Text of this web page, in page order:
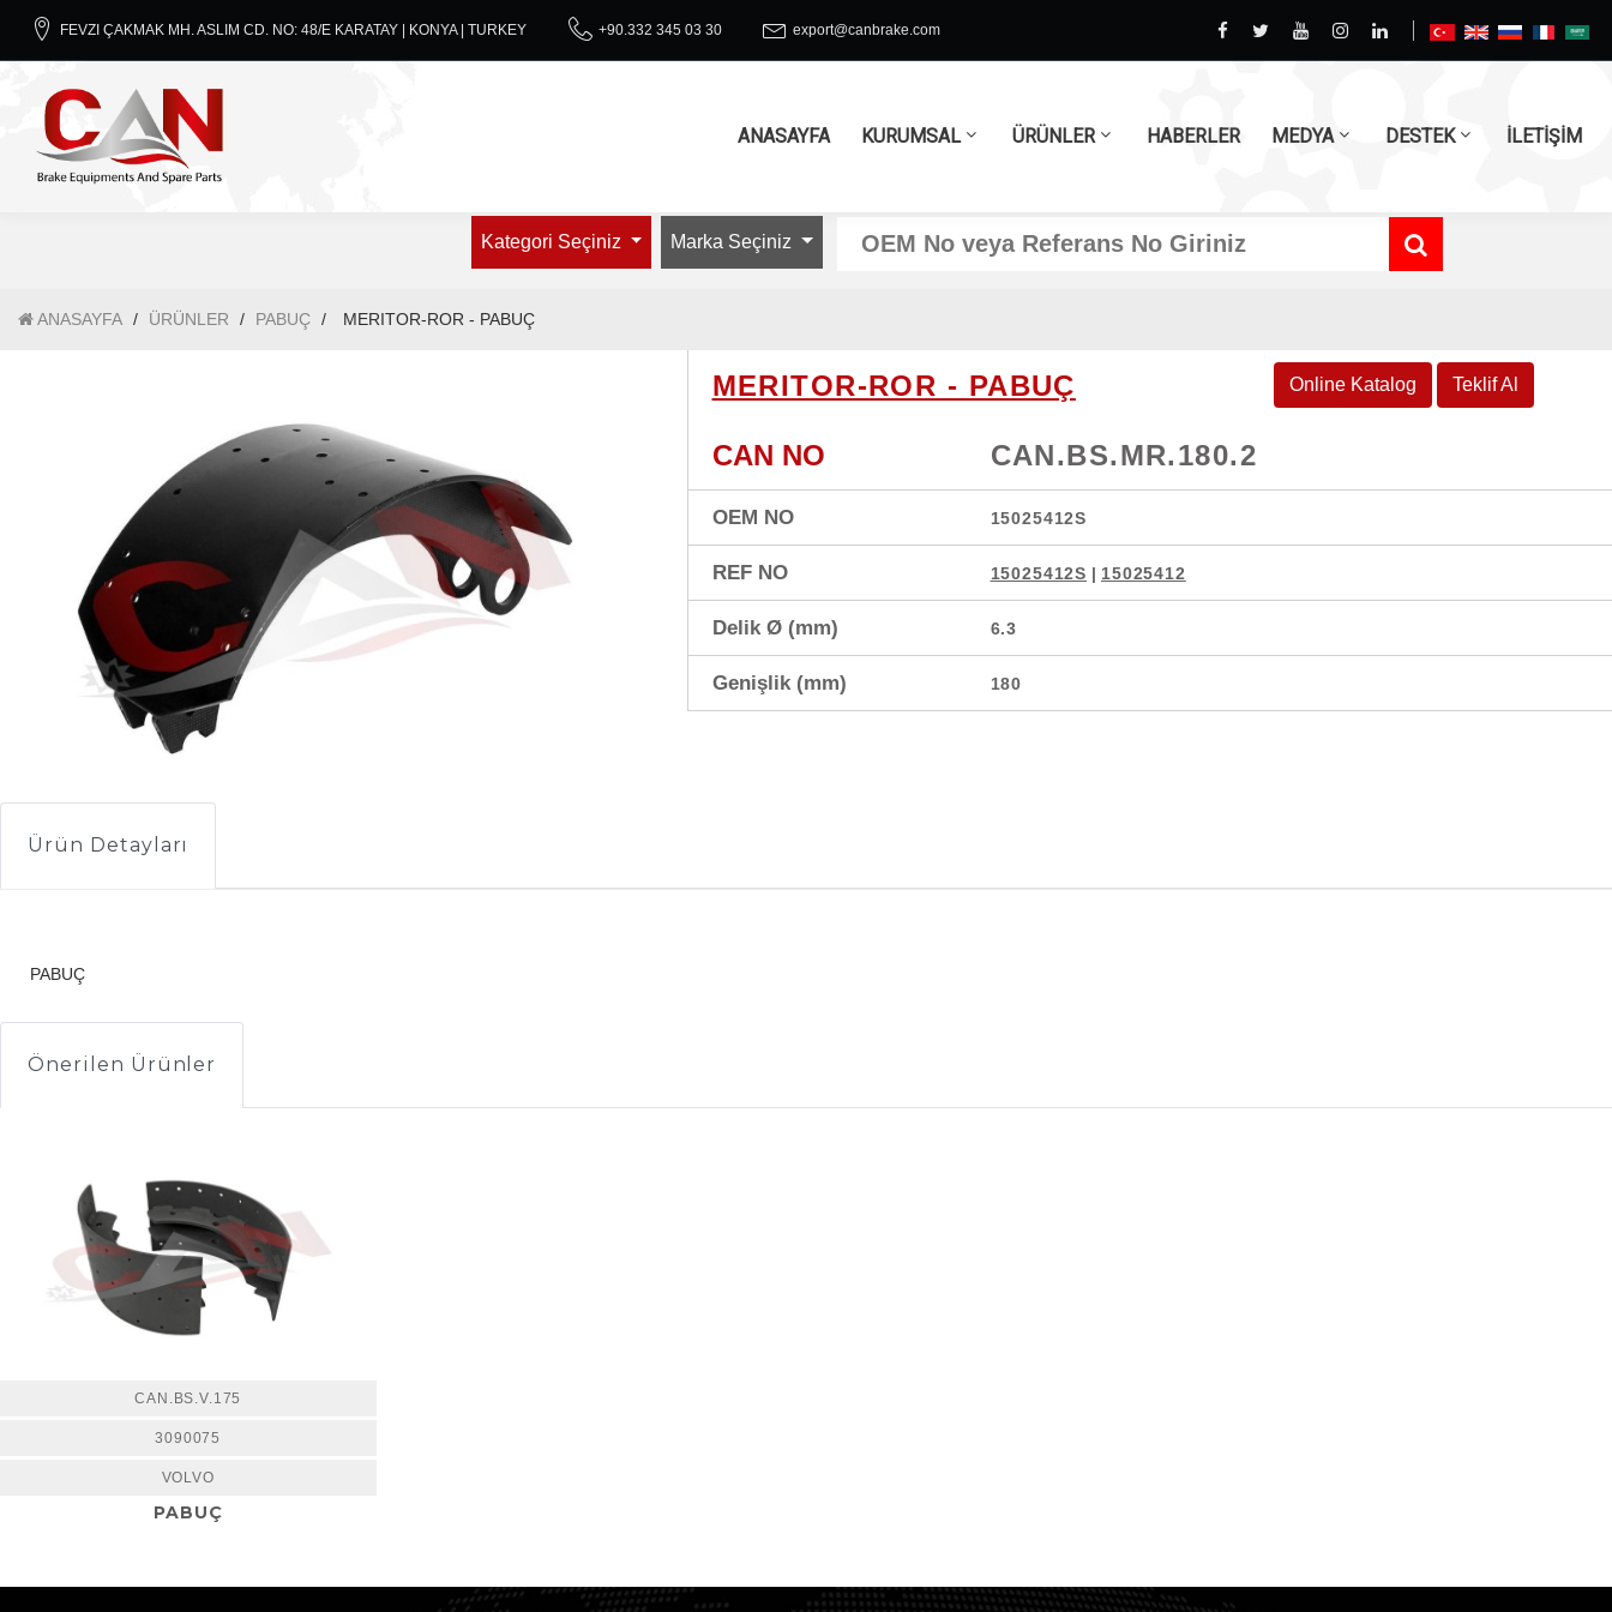
FEVZI ÇAKMAK MH. ASLIM CD. NO: 48/E KARATAY | KONYA | TURKEY +90.332 345 03 30 export@canbrake.com
ANASAYFA KURUMSAL ÜRÜNLER HABERLER MEDYA DESTEK İLETİŞİM
Kategori Seçiniz Marka Seçiniz
ANASAYFA / ÜRÜNLER / PABUÇ / MERITOR-ROR - PABUÇ
Online Katalog Teklif Al
MERITOR-ROR - PABUÇ
CAN NO CAN.BS.MR.180.2
OEM NO 15025412S
REF NO 15025412S | 15025412
Delik Ø (mm) 6.3
Genişlik (mm) 180
Ürün Detayları
PABUÇ
Önerilen Ürünler
CAN.BS.V.175
3090075
VOLVO
PABUÇ